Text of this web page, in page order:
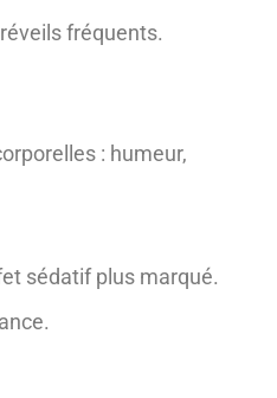
fréquents.
: humeur,
sédatif plus marqué.